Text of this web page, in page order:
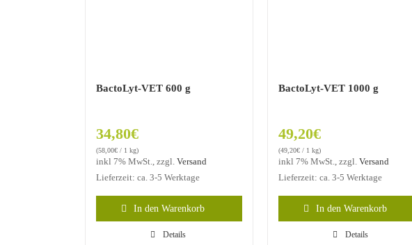
BactoLyt-VET 600 g
34,80€
(58,00€ / 1 kg)
inkl 7% MwSt., zzgl. Versand
Lieferzeit: ca. 3-5 Werktage
In den Warenkorb
Details
BactoLyt-VET 1000 g
49,20€
(49,20€ / 1 kg)
inkl 7% MwSt., zzgl.Versand
Lieferzeit: ca. 3-5 Werktage
In den Warenkorb
Details